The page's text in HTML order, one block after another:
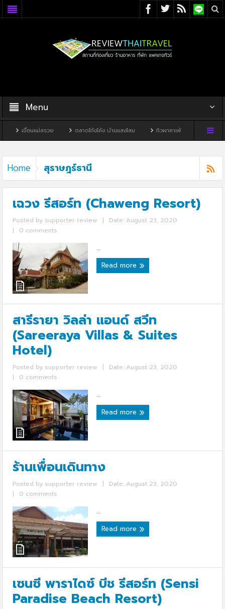
Menu
ตลาดโก้งโค้ง บ้านแสงโสม ทิวผาคาเฟ่ บ้านพิพิธภัณฑ์ไทดำ
Home สุราษฎร์ธานี
เฉวง รีสอร์ท (Chaweng Resort)
Posted by supporter review |
Date: August 23, 2020
|
0 comments
...
Read more
สารีรายา วิลล่า แอนด์ สวีท
(Sareeraya Villas & Suites
Hotel)
Posted by supporter review |
Date: August 23, 2020
|
0 comments
...
Read more
ร้านเพื่อนเดินทาง
Posted by supporter review |
Date: August 23, 2020
|
0 comments
...
Read more
เซนซี พาราไดซ์ บีช รีสอร์ท (Sensi
Paradise Beach Resort)